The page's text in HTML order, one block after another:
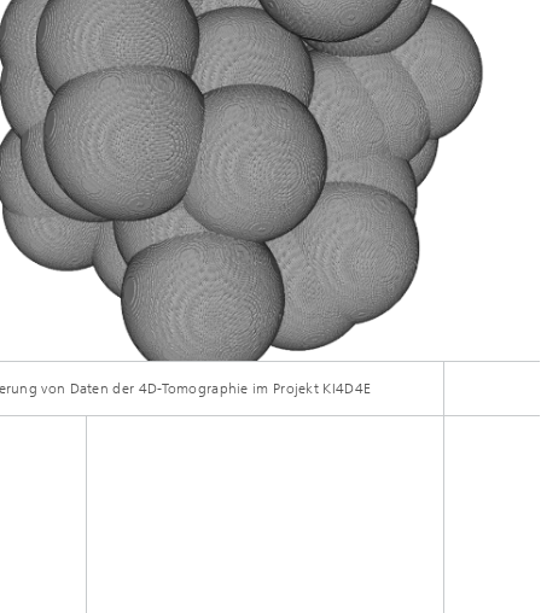
untersucht werden.
von Daten der 4D-Tomographie im Projekt KI4D4E